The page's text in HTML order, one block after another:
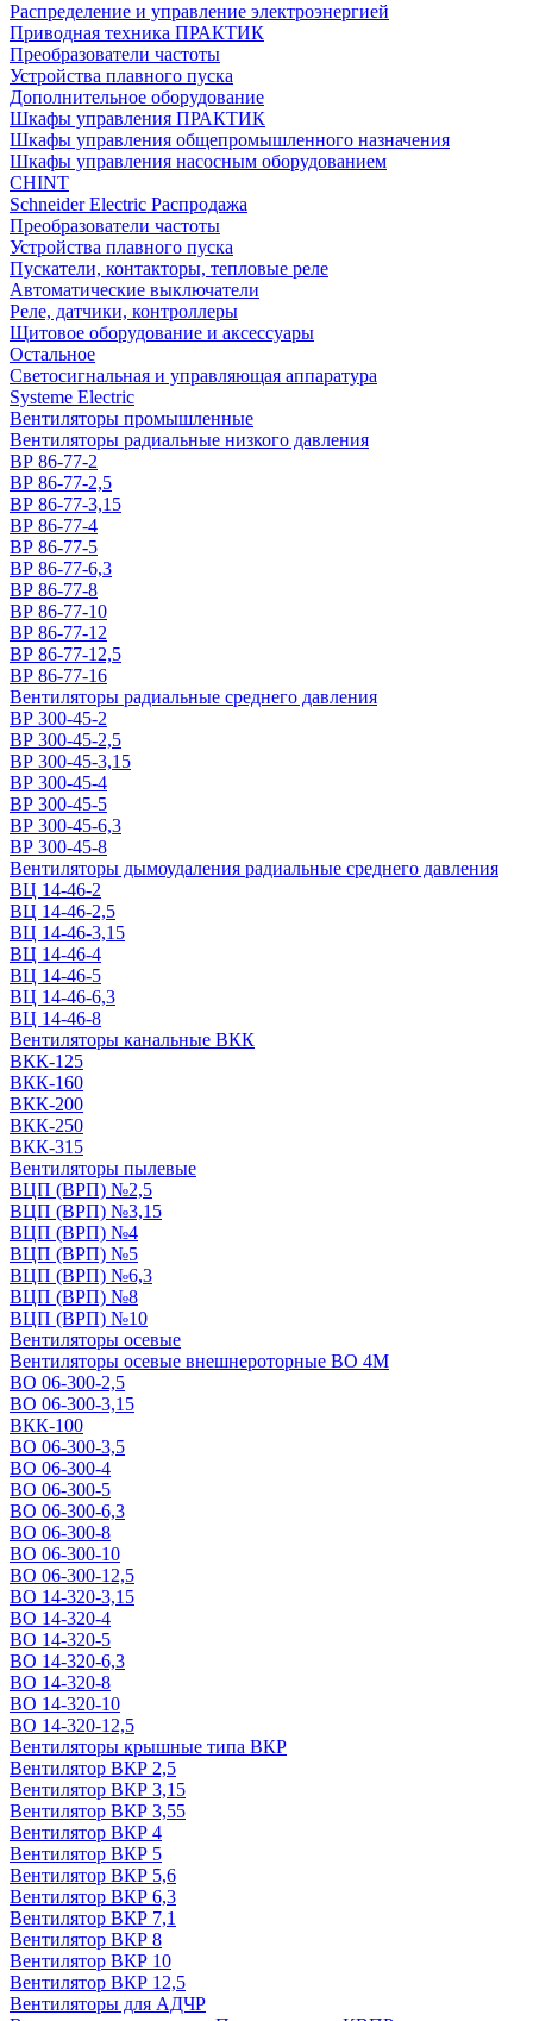
Распределение и управление электроэнергией
Приводная техника ПРАКТИК
Преобразователи частоты
Устройства плавного пуска
Дополнительное оборудование
Шкафы управления ПРАКТИК
Шкафы управления общепромышленного назначения
Шкафы управления насосным оборудованием
CHINT
Schneider Electric Распродажа
Преобразователи частоты
Устройства плавного пуска
Пускатели, контакторы, тепловые реле
Автоматические выключатели
Реле, датчики, контроллеры
Щитовое оборудование и аксессуары
Остальное
Светосигнальная и управляющая аппаратура
Systeme Electric
Вентиляторы промышленные
Вентиляторы радиальные низкого давления
ВР 86-77-2
ВР 86-77-2,5
ВР 86-77-3,15
ВР 86-77-4
ВР 86-77-5
ВР 86-77-6,3
ВР 86-77-8
ВР 86-77-10
ВР 86-77-12
ВР 86-77-12,5
ВР 86-77-16
Вентиляторы радиальные среднего давления
ВР 300-45-2
ВР 300-45-2,5
ВР 300-45-3,15
ВР 300-45-4
ВР 300-45-5
ВР 300-45-6,3
ВР 300-45-8
Вентиляторы дымоудаления радиальные среднего давления
ВЦ 14-46-2
ВЦ 14-46-2,5
ВЦ 14-46-3,15
ВЦ 14-46-4
ВЦ 14-46-5
ВЦ 14-46-6,3
ВЦ 14-46-8
Вентиляторы канальные ВКК
ВКК-125
ВКК-160
ВКК-200
ВКК-250
ВКК-315
Вентиляторы пылевые
ВЦП (ВРП) №2,5
ВЦП (ВРП) №3,15
ВЦП (ВРП) №4
ВЦП (ВРП) №5
ВЦП (ВРП) №6,3
ВЦП (ВРП) №8
ВЦП (ВРП) №10
Вентиляторы осевые
Вентиляторы осевые внешнероторные ВО 4М
ВО 06-300-2,5
ВО 06-300-3,15
ВКК-100
ВО 06-300-3,5
ВО 06-300-4
ВО 06-300-5
ВО 06-300-6,3
ВО 06-300-8
ВО 06-300-10
ВО 06-300-12,5
ВО 14-320-3,15
ВО 14-320-4
ВО 14-320-5
ВО 14-320-6,3
ВО 14-320-8
ВО 14-320-10
ВО 14-320-12,5
Вентиляторы крышные типа ВКР
Вентилятор ВКР 2,5
Вентилятор ВКР 3,15
Вентилятор ВКР 3,55
Вентилятор ВКР 4
Вентилятор ВКР 5
Вентилятор ВКР 5,6
Вентилятор ВКР 6,3
Вентилятор ВКР 7,1
Вентилятор ВКР 8
Вентилятор ВКР 10
Вентилятор ВКР 12,5
Вентиляторы для АДЧР